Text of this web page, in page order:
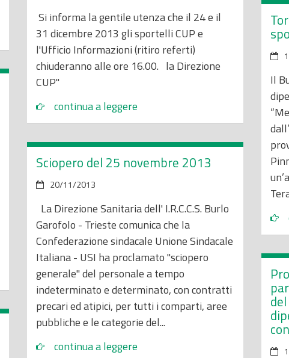
Si informa la gentile utenza che il 24 e il
31 dicembre 2013 gli sportelli CUP e
l'Ufficio Informazioni (ritiro referti)
chiuderanno alle ore 16.00. la Direzione
CUP"
continua a leggere
Il
Sciopero del 25 novembre 2013
20/11/2013
La Direzione Sanitaria dell' I.R.C.C.S. Burlo
Garofolo - Trieste comunica che la
Confederazione sindacale Unione Sindacale
Italiana - USI ha proclamato "sciopero
generale" del personale a tempo
indeterminato e determinato, con contratti
precari ed atipici, per tutti i comparti, aree
pubbliche e le categorie del...
continua a leggere